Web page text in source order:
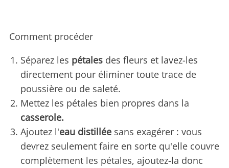
Comment procéder
Séparez les pétales des fleurs et lavez-les
directement pour éliminer toute trace de
poussière ou de saleté.
Mettez les pétales bien propres dans la
casserole.
Ajoutez l'eau distillée sans exagérer : vous
devrez seulement faire en sorte qu'elle couvre
complètement les pétales, ajoutez-la donc